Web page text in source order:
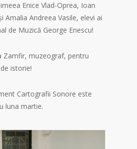
Enice Vlad-Oprea, Ioan
Amalia Andreea Vasile, elevi ai
de Muzică George Enescu!
Zamfir, muzeograf, pentru
istorie!
Cartografii Sonore este
luna martie.